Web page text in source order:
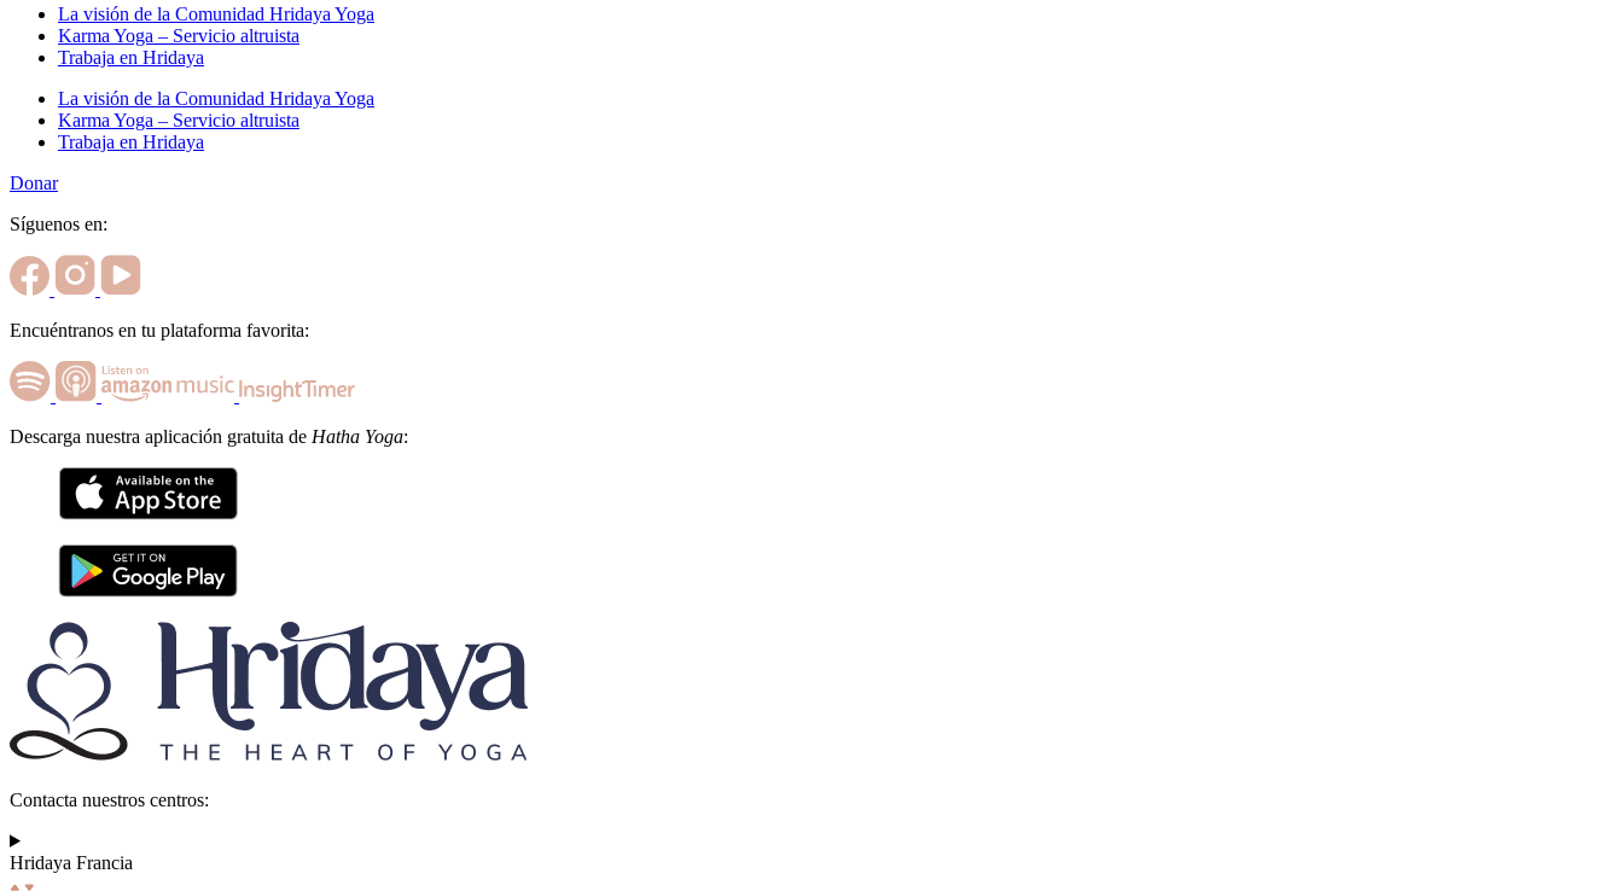
La visión de la Comunidad Hridaya Yoga
Karma Yoga – Servicio altruista
Trabaja en Hridaya
La visión de la Comunidad Hridaya Yoga
Karma Yoga – Servicio altruista
Trabaja en Hridaya
Donar
Síguenos en:
Encuéntranos en tu plataforma favorita:
Descarga nuestra aplicación gratuita de Hatha Yoga:
Contacta nuestros centros:
Hridaya Francia